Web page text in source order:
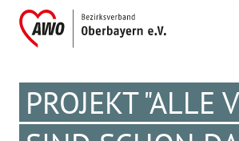
PROJEKT "ALLE